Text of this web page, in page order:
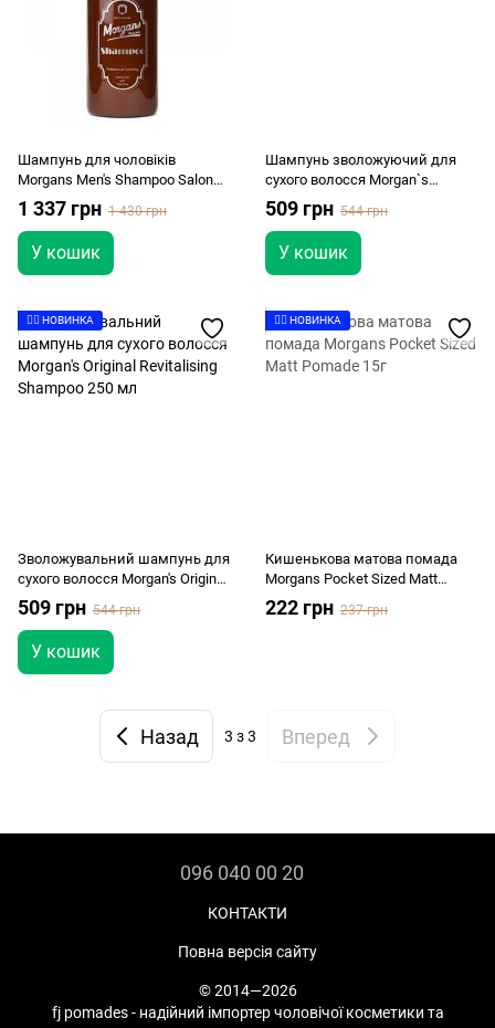
Шампунь для чоловіків
Morgans Men's Shampoo Salon
Size 1000мл
1 337 грн 1 430 грн
У кошик
Шампунь зволожуючий для
сухого волосся Morgan`s
Revitalising Keratin Shampoo
Brazilian Orange 250 мл
509 грн 544 грн
У кошик
👉🏻 НОВИНКА
Зволожувальний шампунь для
сухого волосся Morgan's Original
Revitalising Shampoo 250 мл
509 грн 544 грн
У кошик
👉🏻 НОВИНКА
Кишенькова матова помада
Morgans Pocket Sized Matt
Pomade 15г
222 грн 237 грн
Назад 3 з 3 Вперед
096 040 00 20
КОНТАКТИ
Повна версія сайту
© 2014—2026
fj pomades - надійний імпортер чоловічої косметики та